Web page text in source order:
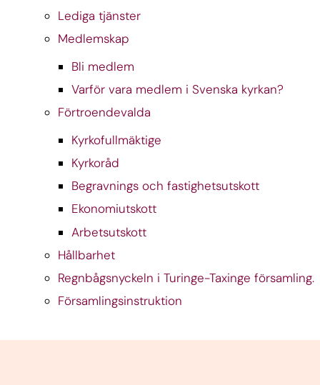
Lediga tjänster
Medlemskap
Bli medlem
Varför vara medlem i Svenska kyrkan?
Förtroendevalda
Kyrkofullmäktige
Kyrkoråd
Begravnings och fastighetsutskott
Ekonomiutskott
Arbetsutskott
Hållbarhet
Regnbågsnyckeln i Turinge-Taxinge församling.
Församlingsinstruktion